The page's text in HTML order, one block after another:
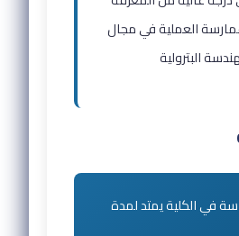
العملية في مجال
البترولية
في الكلية يمتد لمدة